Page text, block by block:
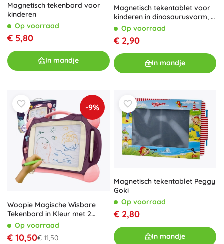
Magnetisch tekenbord voor
kinderen
Op voorraad
€ 5,80
In mandje
Magnetisch tekentablet voor
kinderen in dinosaurusvorm, 4
kleuren
Op voorraad
€ 2,90
In mandje
-9%
Woopie Magische Wisbare
Tekenbord in Kleur met 2
Stempels Paars
Op voorraad
€ 10,50€ 11,50
Magnetisch tekentablet Peggy
Goki
Op voorraad
€ 2,80
In mandje